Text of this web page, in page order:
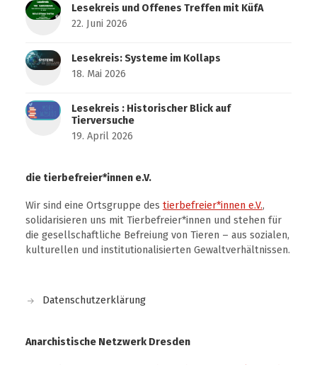
Lesekreis und Offenes Treffen mit KüfA
22. Juni 2026
Lesekreis: Systeme im Kollaps
18. Mai 2026
Lesekreis : Historischer Blick auf
Tierversuche
19. April 2026
die tierbefreier*innen e.V.
Wir sind eine Ortsgruppe des tierbefreier*innen e.V.,
solidarisieren uns mit Tierbefreier*innen und stehen für
die gesellschaftliche Befreiung von Tieren – aus sozialen,
kulturellen und institutionalisierten Gewaltverhältnissen.
Datenschutzerklärung
Anarchistische Netzwerk Dresden